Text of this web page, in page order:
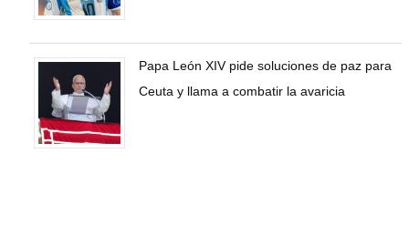
Papa León XIV pide soluciones de paz para
Ceuta y llama a combatir la avaricia